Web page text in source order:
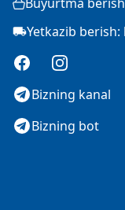
Yetkazib berish:
FacebookInstagram
Bizning kanal
Bizning bot